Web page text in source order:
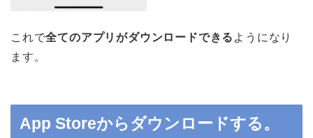
これで全てのアプリがダウンロードできる ようになり
ます。
App Storeからダウンロードする。